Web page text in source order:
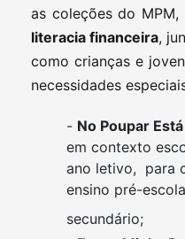
as coleções do MPM,
literacia financeira,
como crianças e
necessidades
- No Poupar
em contexto
ano letivo, para
ensino pré-
secundário;